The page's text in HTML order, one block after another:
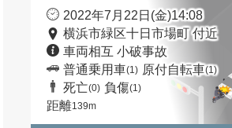
2022年7月22日(金)14:08
横浜市緑区十日市場町 付近
車両相互 小破事故
普通乗用車(1) 原付自転車(1)
死亡(0) 負傷(1)
距離139m